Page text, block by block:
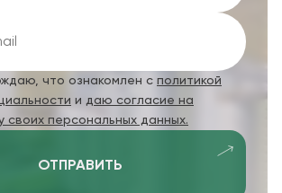
что ознакомлен с политикой
и даю согласие на
своих персональных данных.
ОТПРАВИТЬ